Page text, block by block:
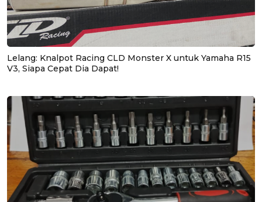
Lelang: Knalpot Racing CLD Monster X untuk Yamaha R15
V3, Siapa Cepat Dia Dapat!